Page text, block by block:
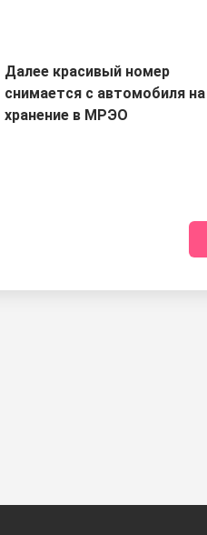
Далее красивый номер
снимается с автомобиля на
хранение в МРЭО